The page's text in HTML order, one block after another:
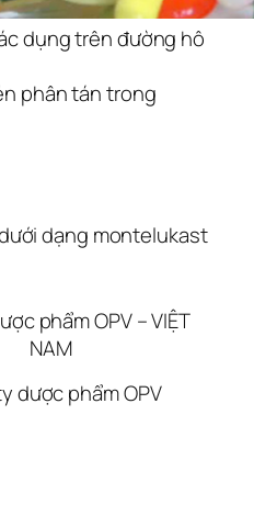
dụng trên đường hô
phân tán trong
dạng montelukast
phẩm OPV – VIỆT
NAM
dược phẩm OPV